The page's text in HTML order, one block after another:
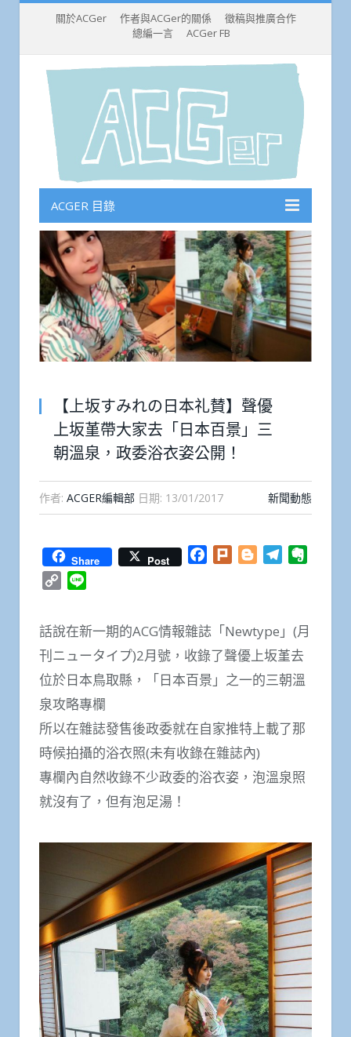
關於ACGer 作者與ACGer的關係
徵稿與推廣合作
總編一言
ACGer FB
ACGER 目錄
【上坂すみれの日本礼賛】聲優
上坂堇帶大家去「日本百景」三
朝溫泉，政委浴衣姿公開！
作者: ACGER編輯部 日期: 13/01/2017 新聞動態
Share Post Facebook
Plurk BloggerTelegram
Copy
話說在新一期的ACG情報雜誌「Newtype」(月
刊ニュータイプ)2月號，收錄了聲優上坂堇去
位於日本鳥取縣，「日本百景」之一的三朝溫
泉攻略專欄
所以在雜誌發售後政委就在自家推特上載了那
時候拍攝的浴衣照(未有收錄在雜誌內)
專欄內自然收錄不少政委的浴衣姿，泡溫泉照
就沒有了，但有泡足湯！